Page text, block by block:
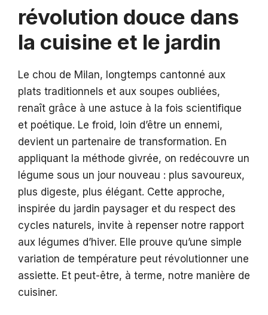
révolution douce dans
la cuisine et le jardin
Le chou de Milan, longtemps cantonné aux
plats traditionnels et aux soupes oubliées,
renaît grâce à une astuce à la fois scientifique
et poétique. Le froid, loin d’être un ennemi,
devient un partenaire de transformation. En
appliquant la méthode givrée, on redécouvre un
légume sous un jour nouveau : plus savoureux,
plus digeste, plus élégant. Cette approche,
inspirée du jardin paysager et du respect des
cycles naturels, invite à repenser notre rapport
aux légumes d’hiver. Elle prouve qu’une simple
variation de température peut révolutionner une
assiette. Et peut-être, à terme, notre manière de
cuisiner.